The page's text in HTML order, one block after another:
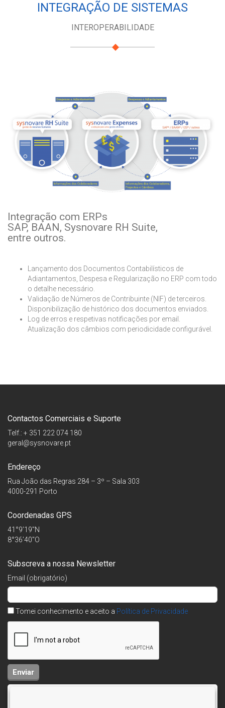
INTEGRAÇÃO DE SISTEMAS
INTEROPERABILIDADE
Integração com ERPs
SAP, BAAN, Sysnovare RH Suite,
entre outros.
Lançamento dos Documentos Contabilísticos de
Adiantamentos, Despesa e Regularização no ERP com todo
o detalhe necessário.
Validação de Números de Contribuinte (NIF) de terceiros.
Disponibilização de histórico dos documentos enviados.
Log de erros e respetivas notificações por email.
Atualização dos câmbios com periodicidade configurável.
Contactos Comerciais e Suporte
Telf.: + 351 222 074 180
geral@sysnovare.pt
Endereço
Rua João das Regras 284 – 3º – Sala 303
4000-291 Porto
Coordenadas GPS
41°9’19″N
8°36’40″O
Subscreva a nossa Newsletter
Email (obrigatório)
Tomei conhecimento e aceito a Política de Privacidade